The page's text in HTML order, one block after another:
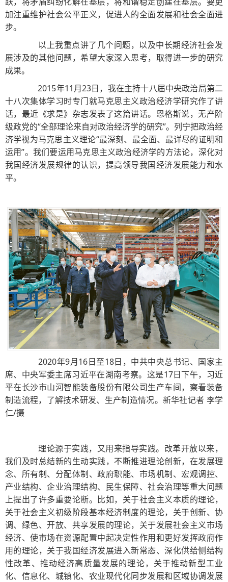
加注重维护社会公平正义，促进人的全面发展和社会全面进
步。
以上我重点讲了几个问题，以及中长期经济社会发
展涉及的其他问题，希望大家深入思考，取得进一步的研究
成果。
2015年11月23日，我在主持十八届中央政治局第二
十八次集体学习时专门就马克思主义政治经济学研究作了讲
话，最近《求是》杂志发表了这篇讲话。恩格斯说，无产阶
级政党的“全部理论来自对政治经济学的研究”。列宁把政治经
济学视为马克思主义理论“最深刻、最全面、最详尽的证明和
运用”。我们要运用马克思主义政治经济学的方法论，深化对
我国经济发展规律的认识，提高领导我国经济发展能力和水
平。
2020年9月16日至18日，中共中央总书记、国家主
席、中央军委主席习近平在湖南考察。这是17日下午，习近
平在长沙市山河智能装备股份有限公司生产车间，察看装备
制造流程，了解技术研发、生产制造情况。新华社记者 李学
仁/摄
理论源于实践，又用来指导实践。改革开放以来，
我们及时总结新的生动实践，不断推进理论创新，在发展理
念、所有制、分配体制、政府职能、市场机制、宏观调控、
产业结构、企业治理结构、民生保障、社会治理等重大问题
上提出了许多重要论断。比如，关于社会主义本质的理论，
关于社会主义初级阶段基本经济制度的理论，关于创新、协
调、绿色、开放、共享发展的理论，关于发展社会主义市场
经济、使市场在资源配置中起决定性作用和更好发挥政府作
用的理论，关于我国经济发展进入新常态、深化供给侧结构
性改革、推动经济高质量发展的理论，关于推动新型工业
化、信息化、城镇化、农业现代化同步发展和区域协调发展